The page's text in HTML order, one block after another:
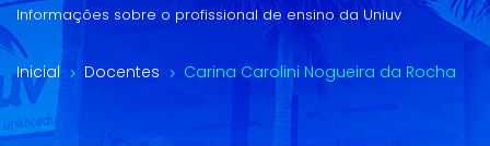
Informações sobre o profissional de ensino da Uniuv
Inicial 5 Docentes 5 Carina Carolini Nogueira da Rocha